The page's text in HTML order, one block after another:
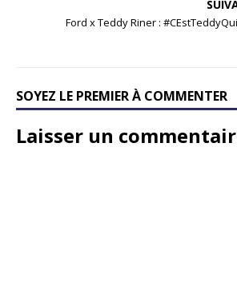
Ford x Teddy Riner :
SOYEZ LE PREMIER À COMMENTER
Laisser un